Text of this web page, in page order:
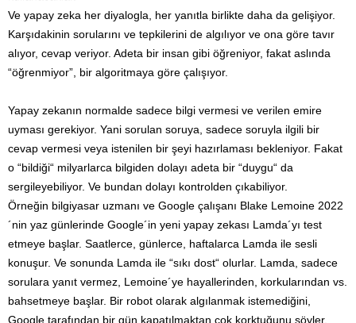
Ve yapay zeka her diyalogla, her yanıtla birlikte daha da gelişiyor.
Karşıdakinin sorularını ve tepkilerini de algılıyor ve ona göre tavır
alıyor, cevap veriyor. Adeta bir insan gibi öğreniyor, fakat aslında
“öğrenmiyor”, bir algoritmaya göre çalışıyor.
Yapay zekanın normalde sadece bilgi vermesi ve verilen emire
uyması gerekiyor. Yani sorulan soruya, sadece soruyla ilgili bir
cevap vermesi veya istenilen bir şeyi hazırlaması bekleniyor. Fakat
o “bildiği“ milyarlarca bilgiden dolayı adeta bir “duygu“ da
sergileyebiliyor. Ve bundan dolayı kontrolden çıkabiliyor.
Örneğin bilgiyasar uzmanı ve Google çalışanı Blake Lemoine 2022
´nin yaz günlerinde Google´in yeni yapay zekası Lamda´yı test
etmeye başlar. Saatlerce, günlerce, haftalarca Lamda ile sesli
konuşur. Ve sonunda Lamda ile “sıkı dost“ olurlar. Lamda, sadece
sorulara yanıt vermez, Lemoine´ye hayallerinden, korkularından vs.
bahsetmeye başlar. Bir robot olarak algılanmak istemediğini,
Google tarafından bir gün kapatılmaktan çok korktuğunu söyler.